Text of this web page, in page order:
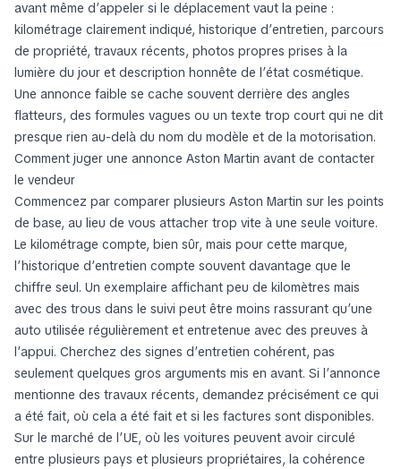
avant même d’appeler si le déplacement vaut la peine :
kilométrage clairement indiqué, historique d’entretien, parcours
de propriété, travaux récents, photos propres prises à la
lumière du jour et description honnête de l’état cosmétique.
Une annonce faible se cache souvent derrière des angles
flatteurs, des formules vagues ou un texte trop court qui ne dit
presque rien au-delà du nom du modèle et de la motorisation.
Comment juger une annonce Aston Martin avant de contacter
le vendeur
Commencez par comparer plusieurs Aston Martin sur les points
de base, au lieu de vous attacher trop vite à une seule voiture.
Le kilométrage compte, bien sûr, mais pour cette marque,
l’historique d’entretien compte souvent davantage que le
chiffre seul. Un exemplaire affichant peu de kilomètres mais
avec des trous dans le suivi peut être moins rassurant qu’une
auto utilisée régulièrement et entretenue avec des preuves à
l’appui. Cherchez des signes d’entretien cohérent, pas
seulement quelques gros arguments mis en avant. Si l’annonce
mentionne des travaux récents, demandez précisément ce qui
a été fait, où cela a été fait et si les factures sont disponibles.
Sur le marché de l’UE, où les voitures peuvent avoir circulé
entre plusieurs pays et plusieurs propriétaires, la cohérence